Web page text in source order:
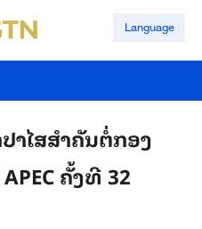
Language
າໄສສຳຄັນຕໍ່ກອງ
ຄັ້ງທີ 32